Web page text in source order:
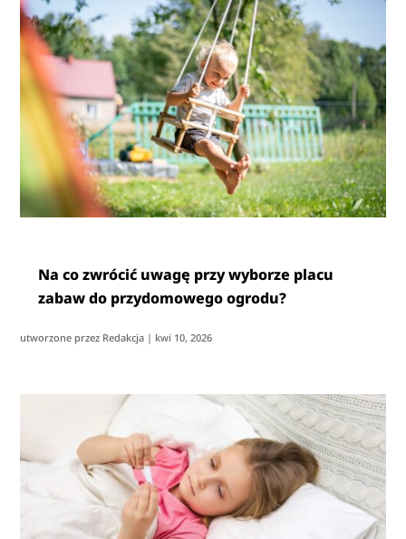
Na co zwrócić uwagę przy wyborze placu
zabaw do przydomowego ogrodu?
utworzone przez Redakcja | kwi 10, 2026